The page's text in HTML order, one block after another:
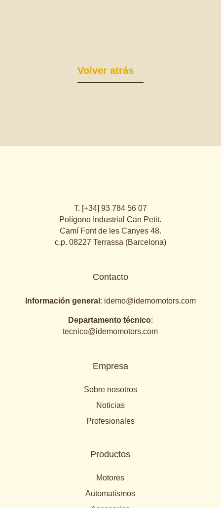
Volver atrás
T. [+34] 93 784 56 07
Polígono Industrial Can Petit.
Camí Font de les Canyes 48.
c.p. 08227 Terrassa (Barcelona)
Contacto
Información general : idemo@idemomotors.com
Departamento técnico:
tecnico@idemomotors.com
Empresa
Sobre nosotros
Noticias
Profesionales
Productos
Motores
Automatismos